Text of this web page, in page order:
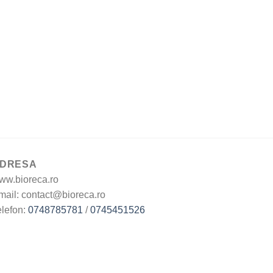
contact@bioreca.ro
0748785781 /0745451526